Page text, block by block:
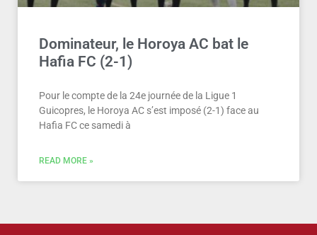
Dominateur, le Horoya AC bat le
Hafia FC (2-1)
Pour le compte de la 24e journée de la Ligue 1
Guicopres, le Horoya AC s’est imposé (2-1) face au
Hafia FC ce samedi à
READ MORE »